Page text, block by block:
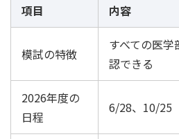
項目 内容
模試の特徴
すべての医
認できる
2026年度の
日程
6/28、10/25